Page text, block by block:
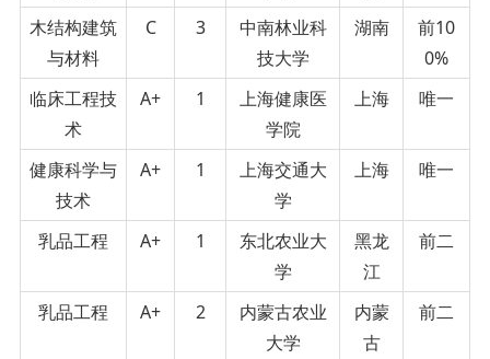
木结构建筑
与材料
C 3
中南林业科
技大学
湖南
前10
0%
临床工程技
术
A+ 1
上海健康医
学院
上海 唯一
健康科学与
技术
A+ 1
上海交通大
学
上海 唯一
乳品工程 A+ 1
东北农业大
学
黑龙
江
前二
乳品工程 A+ 2
内蒙古农业
大学
内蒙
古
前二